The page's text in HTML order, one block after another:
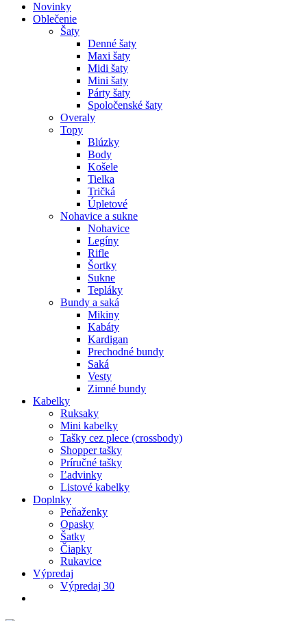
Novinky
Oblečenie
Šaty
Denné šaty
Maxi šaty
Midi šaty
Mini šaty
Párty šaty
Spoločenské šaty
Overaly
Topy
Blúzky
Body
Košele
Tielka
Tričká
Úpletové
Nohavice a sukne
Nohavice
Legíny
Rifle
Šortky
Sukne
Tepláky
Bundy a saká
Mikiny
Kabáty
Kardigan
Prechodné bundy
Saká
Vesty
Zimné bundy
Kabelky
Ruksaky
Mini kabelky
Tašky cez plece (crossbody)
Shopper tašky
Príručné tašky
Ľadvinky
Listové kabelky
Doplnky
Peňaženky
Opasky
Šatky
Čiapky
Rukavice
Výpredaj
Výpredaj 30